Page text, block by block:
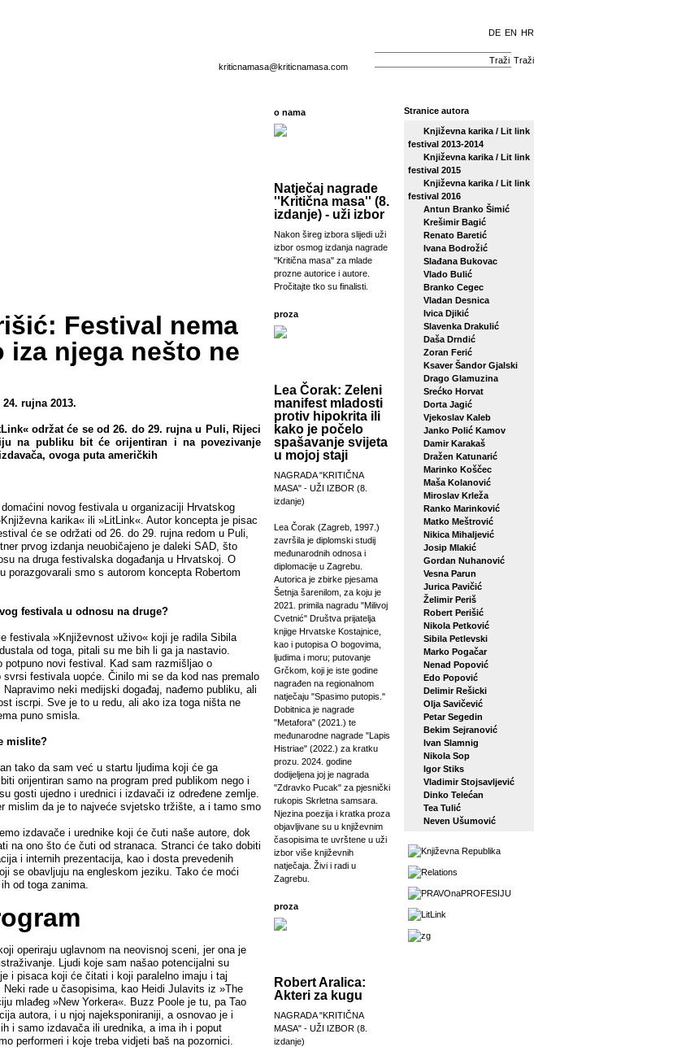
kriticnamasa@kriticnamasa.com
HR
EN
DE
Traži
Festival nema
iza njega nešto ne
rujna 2013.
održat će se od 26. do 29. rujna u Puli, Rijeci
na publiku bit će orijentiran i na povezivanje
ovoga puta američkih
novog festivala u organizaciji Hrvatskog
karika« ili »LitLink«. Autor koncepta je pisac
će se održati od 26. do 29. rujna redom u Puli,
prvog izdanja neuobičajeno je daleki SAD, što
na druga festivalska događanja u Hrvatskoj. O
porazgovarali smo s autorom koncepta Robertom
festivala u odnosu na druge?
festivala »Književnost uživo« koji je radila Sibila
od toga, pitali su me bih li ga ja nastavio.
potpuno novi festival. Kad sam razmišljao o
festivala uopće. Činilo mi se da kod nas premalo
neki medijski događaj, nađemo publiku, ali
iscrpi. Sve je to u redu, ali ako iza toga ništa ne
puno smisla.
mislite?
tako da sam već u startu ljudima koji će ga
orijentiran samo na program pred publikom nego i
gosti ujedno i urednici i izdavači iz određene zemlje.
mislim da je to najveće svjetsko tržište, a i tamo smo
izdavače i urednike koji će čuti naše autore, dok
na ono što će čuti od stranaca. Stranci će tako dobiti
i internih prezentacija, kao i dosta prevedenih
se obavljuju na engleskom jeziku. Tako će moći
od toga zanima.
operiraju uglavnom na neovisnoj sceni, jer ona je
Ljudi koje sam našao potencijalni su
i pisaca koji će čitati i koji paralelno imaju i taj
rade u časopisima, kao Heidi Julavits iz »The
mlađeg »New Yorkera«. Buzz Poole je tu, pa Tao
autora, i u njoj najeksponiraniji, a osnovao je i
i samo izdavača ili urednika, a ima ih i poput
performeri i koje treba vidjeti baš na pozornici.
o nama
Natječaj nagrade
''Kritična masa'' (8.
izdanje) - uži izbor
Nakon šireg izbora slijedi uži
izbor osmog izdanja nagrade
''Kritična masa'' za mlade
prozne autorice i autore.
Pročitajte tko su finalisti.
proza
Lea Čorak: Zeleni
manifest mladosti
protiv hipokrita ili
kako je počelo
spašavanje svijeta
u mojoj staji
NAGRADA "KRITIČNA
MASA" - UŽI IZBOR (8.
izdanje)
Lea Čorak (Zagreb, 1997.)
završila je diplomski studij
međunarodnih odnosa i
diplomacije u Zagrebu.
Autorica je zbirke pjesama
Šetnja šarenilom, za koju je
2021. primila nagradu "Milivoj
Cvetnić" Društva prijatelja
knjige Hrvatske Kostajnice,
kao i putopisa O bogovima,
ljudima i moru; putovanje
Grčkom, koji je iste godine
nagrađen na regionalnom
natječaju "Spasimo putopis."
Dobitnica je nagrade
"Metafora" (2021.) te
međunarodne nagrade "Lapis
Histriae" (2022.) za kratku
prozu. 2024. godine
dodijeljena joj je nagrada
"Zdravko Pucak" za pjesnički
rukopis Skrletna samsara.
Njezina poezija i kratka proza
objavljivane su u književnim
časopisima te uvrštene u uži
izbor više književnih
natječaja. Živi i radi u
Zagrebu.
proza
Robert Aralica:
Akteri za kugu
NAGRADA "KRITIČNA
MASA" - UŽI IZBOR (8.
izdanje)
Stranice autora
Književna karika / Lit link
festival 2013-2014
Književna karika / Lit link
festival 2015
Književna karika / Lit link
festival 2016
Antun Branko Šimić
Krešimir Bagić
Renato Baretić
Ivana Bodrožić
Slađana Bukovac
Vlado Bulić
Branko Cegec
Vladan Desnica
Ivica Djikić
Slavenka Drakulić
Daša Drndić
Zoran Ferić
Ksaver Šandor Gjalski
Drago Glamuzina
Srećko Horvat
Dorta Jagić
Vjekoslav Kaleb
Janko Polić Kamov
Damir Karakaš
Dražen Katunarić
Marinko Koščec
Maša Kolanović
Miroslav Krleža
Ranko Marinković
Matko Meštrović
Nikica Mihaljević
Josip Mlakić
Gordan Nuhanović
Vesna Parun
Jurica Pavičić
Želimir Periš
Robert Perišić
Nikola Petković
Sibila Petlevski
Marko Pogačar
Nenad Popović
Edo Popović
Delimir Rešicki
Olja Savičević
Petar Segedin
Bekim Sejranović
Ivan Slamnig
Nikola Sop
Igor Stiks
Vladimir Stojsavljević
Dinko Telećan
Tea Tulić
Neven Ušumović